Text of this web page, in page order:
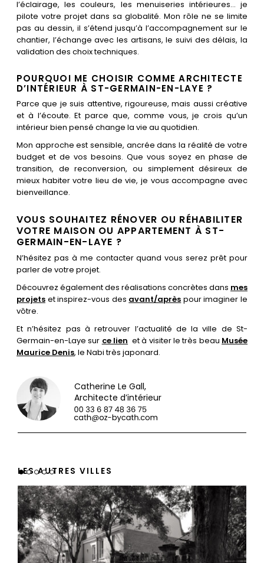
l’éclairage, les couleurs, les menuiseries intérieures… je
pilote votre projet dans sa globalité. Mon rôle ne se limite
pas au dessin, il s’étend jusqu’à l’accompagnement sur le
chantier, l’échange avec les artisans, le suivi des délais, la
validation des choix techniques.
POURQUOI ME CHOISIR COMME ARCHITECTE
D’INTÉRIEUR À ST-GERMAIN-EN-LAYE ?
Parce que je suis attentive, rigoureuse, mais aussi créative
et à l’écoute. Et parce que, comme vous, je crois qu’un
intérieur bien pensé change la vie au quotidien.
Mon approche est sensible, ancrée dans la réalité de votre
budget et de vos besoins. Que vous soyez en phase de
transition, de reconversion, ou simplement désireux de
mieux habiter votre lieu de vie, je vous accompagne avec
bienveillance.
VOUS SOUHAITEZ RÉNOVER OU RÉHABILITER
VOTRE MAISON OU APPARTEMENT À ST-
GERMAIN-EN-LAYE ?
N’hésitez pas à me contacter quand vous serez prêt pour
parler de votre projet.
Découvrez également des réalisations concrètes dans mes
projetset inspirez-vous des avant/après pour imaginer le
vôtre.
Et n’hésitez pas à retrouver l’actualité de la ville de St-
Germain-en-Laye sur ce lien et à visiter le très beau Musée
Maurice Denis, le Nabi très japonard.
Catherine Le Gall,
Architecte d’intérieur
LES AUTRES VILLES